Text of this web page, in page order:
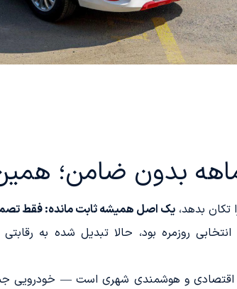
تکان بدهد، یک اصل همیشه ثابت مانده: فقط
روزمره بود، حالا تبدیل شده به
و هوشمندی شهری است — خودرویی